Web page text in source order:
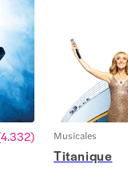
4.332) Musicales
Titanique